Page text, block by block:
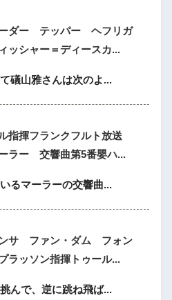
ダー テッパー ヘフリガ
ッシャー＝ディースカ...
礒山雅さんは次のよ...
指揮フランクフルト放送
ラー 交響曲第5番嬰ハ...
るマーラーの交響曲...
サ ファン・ダム フォン
ラッソン指揮トゥール...
んで、逆に跳ね飛ば...